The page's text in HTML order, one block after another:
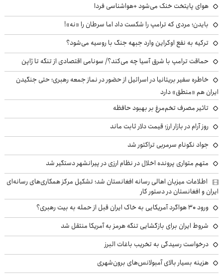
هوای پایتخت خنک می‌شود +هواشناسی فردا
بایدن؛ مردی که ترامپ را شکست داد اما سرطان را «نه»!
ترکیه به نفع اوکراین وارد جبهه جنگ با روسیه می‌شود؟
حماقت ترامپ با شرق آسیا چه می‌کند؟/ سونامی اقتصادی از تنگه تا ژاپن
خاطره سفیر بریتانیا در اسرائیل از حضور در نماز جمعه رهبری؛ حتی جنگیدن
ایران هم «منطق» دارد
تاثیر مصرف تخم‌مرغ بر بهبود حافظه
روز آرام در بازار ارز؛ قیمت دلار ثابت ماند
جواد نکونام سرمربی تراکتور شد
متهم متواری پرونده اخلال در نظام ارزی در پیرانشهر دستگیر شد
اطلاعات میزبان اهالی رسانه افغانستان شد؛ تشکیل مرکز همکاری‌های رسانه‌ای
ایران و افغانستان در دستور کار
ورود ۳۰ هواگرد آمریکایی به خاک ایران قبل از حمله به بیت رهبری؟
شروط ایران برای بازگشایی تنگه هرمز به آمریکا منتقل شد
درخواست رسیدگی به تخریب باغات البرز
هزینه بسیار بالای آمبولانس‌های برون‌شهری